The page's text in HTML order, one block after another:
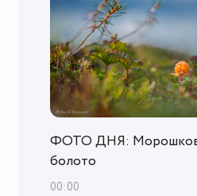
ФОТО ДНЯ:
болото
00:00